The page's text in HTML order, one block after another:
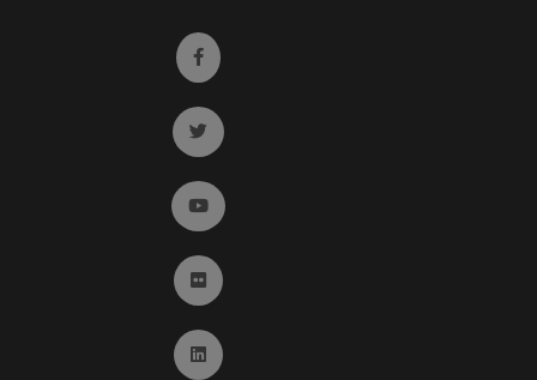
Ir a facebook (abre en ventana nueva)
Ir a twitter (abre en ventana nueva)
Ir a YouTube (abre en ventana nueva)
Ir a Flickr (abre en ventana nueva)
Ir a Linkedin (abre en ventana nueva)